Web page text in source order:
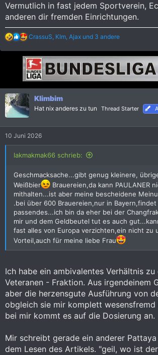
Vermutlich in fast jedem Sportverein,
anderen dir fremden Einrichtungen.
R
a
k
t
i
n
e
n
:
CrassuS, KIm, Ajax und 3 andere
Klimbim
Hat nix anderes zu tun Thread Starter
10 Juni 2026
lakmakmak66 schrieb:
Geschmacksache...gibt genug kleinere,
Weißbier
Brauereien,da kann PAULANER
mithalten...ist aber meine bescheidene
.bei über 600 Brauereien,nur in Bayern,findet
passendes...ich bin da eher bei der
mir und dem Geldbeutel tut es auch
fast alles von Europa verzichten,ein nicht zu
Vorteil,auch für meine liebe Frau
Ich habe ein ambivalentes Verhältnis
Veteranen - Fraktion. Aus irgendeinem
aber die herzensgute Ausführung von
obgleich sie mir komplett wesensfremd
bei mir kommt es auf die Dosierung an.
Mir schreibt gerade ein anderer
dem Lesen des Artikels. "geil, wo ist